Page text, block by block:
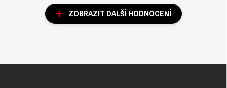
ZOBRAZIT DALŠÍ HODNOCENÍ